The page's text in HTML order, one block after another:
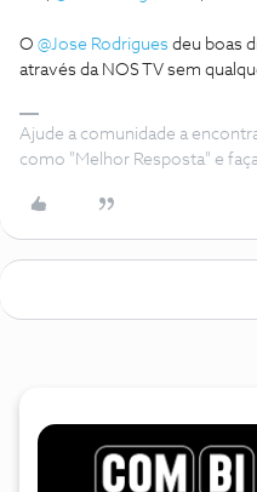
O @Jose Rodrigues deu boas
através da NOS TV sem
Ajude a comunidade a
como "Melhor Resposta" e